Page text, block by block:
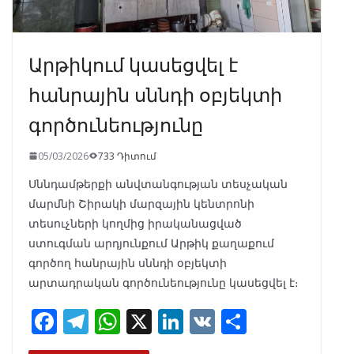
Արթիկում կասեցվել է
հանրային սննդի օբյեկտի
գործունեությունը
05/03/2026 733 Դիտում
Սննդամթերքի անվտանգության տեսչական
մարմնի Շիրակի մարզային կենտրոնի
տեսուչների կողմից իրականացված
ստուգման արդյունքում Արթիկ քաղաքում
գործող հանրային սննդի օբյեկտի
արտադրական գործունեությունը կասեցվել է։
F
ac
T
el
W
h
X Li V